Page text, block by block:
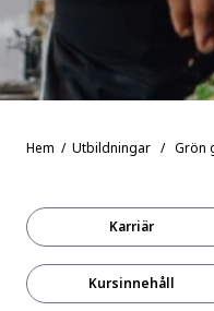
Hem / Utbildningar / Grön
Karriär
Kursinnehåll